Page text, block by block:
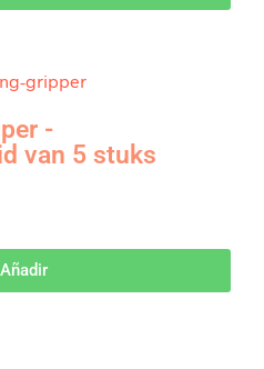
-
van 5 stuks
Añadir